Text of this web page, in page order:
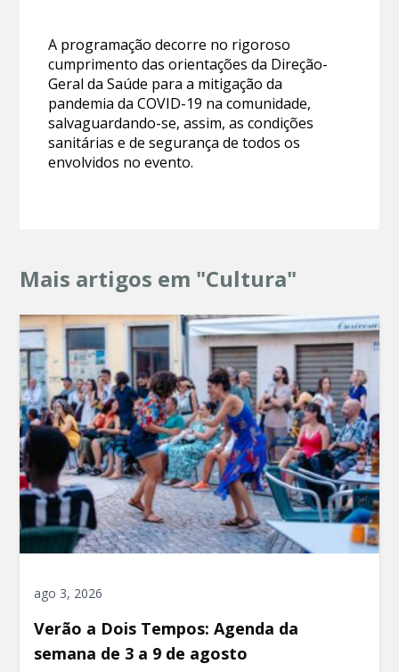
A programação decorre no rigoroso
cumprimento das orientações da Direção-
Geral da Saúde para a mitigação da
pandemia da COVID-19 na comunidade,
salvaguardando-se, assim, as condições
sanitárias e de segurança de todos os
envolvidos no evento.
Mais artigos em "Cultura"
ago 3, 2026
Verão a Dois Tempos: Agenda da
semana de 3 a 9 de agosto